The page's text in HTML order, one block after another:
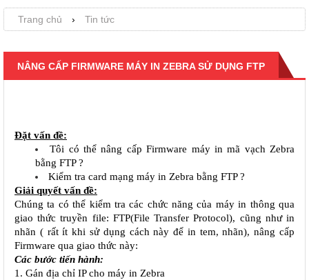
Trang chủ › Tin tức
NÂNG CẤP FIRMWARE MÁY IN ZEBRA SỬ DỤNG FTP
Đặt vấn đề:
Tôi có thể nâng cấp Firmware máy in mã vạch Zebra
bằng FTP ?
Kiểm tra card mạng máy in Zebra bằng FTP ?
Giải quyết vấn đề:
Chúng ta có thể kiểm tra các chức năng của máy in thông qua
giao thức truyền file: FTP(File Transfer Protocol), cũng như in
nhãn ( rất ít khi sử dụng cách này để in tem, nhãn), nâng cấp
Firmware qua giao thức này:
Các bước tiến hành:
1. Gán địa chỉ IP cho máy in Zebra